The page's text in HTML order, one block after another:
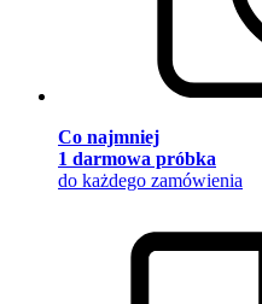
Co najmniej
1 darmowa próbka
do każdego zamówienia